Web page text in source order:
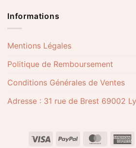
Informations
Mentions Légales
Politique de Remboursement
Conditions Générales de Ventes
Adresse : 31 rue de Brest 69002